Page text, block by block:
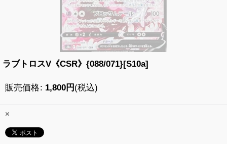
ラブトロスV《CSR》{088/071}[S10a]
販売価格: 1,800円 (税込)
×